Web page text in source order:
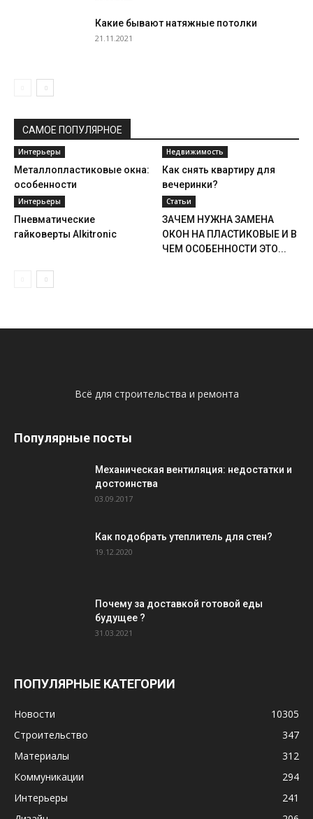
Какие бывают натяжные потолки
21.11.2021
САМОЕ ПОПУЛЯРНОЕ
Интерьеры
Металлопластиковые окна:
особенности
Недвижимость
Как снять квартиру для
вечеринки?
Интерьеры
Пневматические
гайковерты Alkitronic
Статьи
ЗАЧЕМ НУЖНА ЗАМЕНА
ОКОН НА ПЛАСТИКОВЫЕ И В
ЧЕМ ОСОБЕННОСТИ ЭТО...
Всё для строительства и ремонта
Популярные посты
Механическая вентиляция: недостатки и
достоинства
03.09.2017
Как подобрать утеплитель для стен?
19.12.2020
Почему за доставкой готовой еды
будущее ?
31.03.2021
ПОПУЛЯРНЫЕ КАТЕГОРИИ
Новости
10305
Строительство
347
Материалы
312
Коммуникации
294
Интерьеры
241